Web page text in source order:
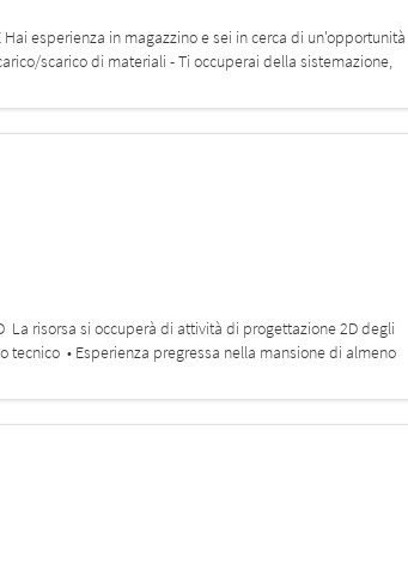
Hai esperienza in magazzino e sei in cerca di un'opportunità
scarico di materiali - Ti occuperai della sistemazione,
risorsa si occuperà di attività di progettazione 2D degli
• Esperienza pregressa nella mansione di almeno